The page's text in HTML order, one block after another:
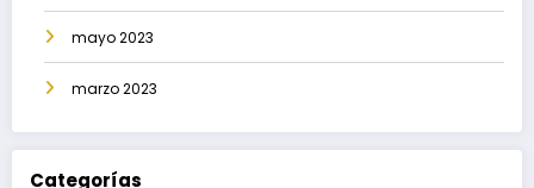
mayo 2023
marzo 2023
Categorías